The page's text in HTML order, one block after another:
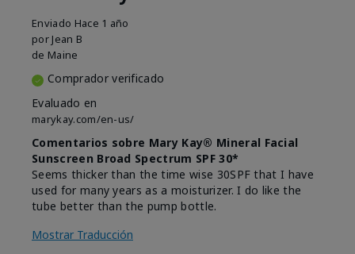
Enviado Hace 1 año
por Jean B
de Maine
Comprador verificado
Evaluado en
marykay.com/en-us/
Comentarios sobre Mary Kay® Mineral Facial
Sunscreen Broad Spectrum SPF 30*
Seems thicker than the time wise 30SPF that I have
used for many years as a moisturizer. I do like the
tube better than the pump bottle.
Mostrar Traducción